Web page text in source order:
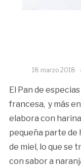
18 marzo 2018
El Pan de
francesa, y más
elabora con
pequeña parte de
de miel, lo que se
con sabor a